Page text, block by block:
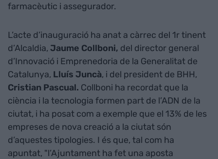
farmacèutic i assegurador.
L’acte d’inauguració ha anat a càrrec del 1r tinent
d’Alcaldia, Jaume Collboni, del director general
d’Innovació i Emprenedoria de la Generalitat de
Catalunya, Lluís Juncà, i del president de BHH,
Cristian Pascual. Collboni ha recordat que la
ciència i la tecnologia formen part de l’ADN de la
ciutat, i ha posat com a exemple que el 13% de les
empreses de nova creació a la ciutat són
d’aquestes tipologies. I és que, tal com ha
apuntat, "l’Ajuntament ha fet una aposta